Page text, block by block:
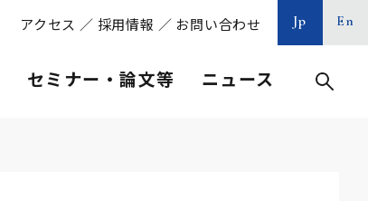
アクセス ／ 採用情報 ／ お問い合わせ Jp En
セミナー・論文等 ニュース